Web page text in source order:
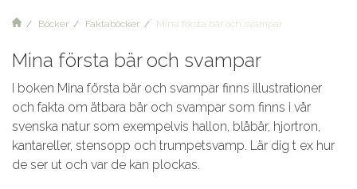
Böcker Faktaböcker Mina första bär och svampar
Mina första bär och svampar
I boken Mina första bär och svampar finns illustrationer
och fakta om ätbara bär och svampar som finns i vår
svenska natur som exempelvis hallon, blåbär, hjortron,
kantareller, stensopp och trumpetsvamp. Lär dig t ex hur
de ser ut och var de kan plockas.